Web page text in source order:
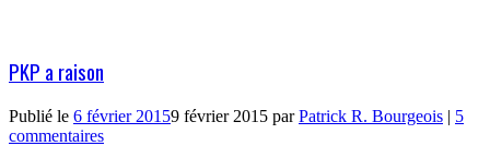
PKP a raison
Publié le 6 février 20159 février 2015 parPatrick R. Bourgeois | 5
commentaires